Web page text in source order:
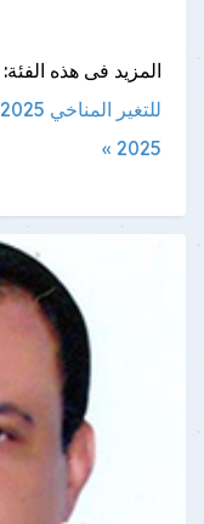
المزيد فى هذه الفئة:
للتغير المناخي 2025
2025 »